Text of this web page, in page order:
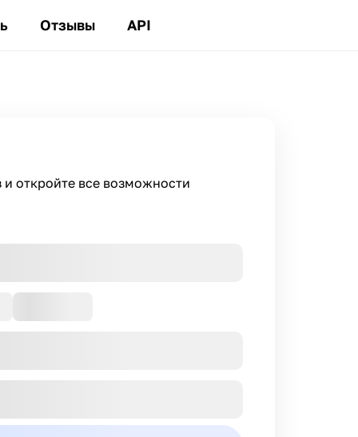
Отзывы API
откройте все возможности